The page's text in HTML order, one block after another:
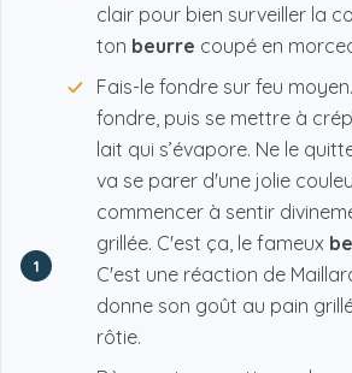
1
clair pour bien surveiller la
ton beurre coupé en
Fais-le fondre sur feu
fondre, puis se mettre à
lait qui s’évapore. Ne le
va se parer d'une jolie
commencer à sentir
grillée. C'est ça, le fameux
C'est une réaction de
donne son goût au pain
rôtie.